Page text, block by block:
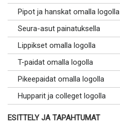
Pipot ja hanskat omalla logolla
Seura-asut painatuksella
Lippikset omalla logolla
T-paidat omalla logolla
Pikeepaidat omalla logolla
Hupparit ja colleget logolla
ESITTELY JA TAPAHTUMAT